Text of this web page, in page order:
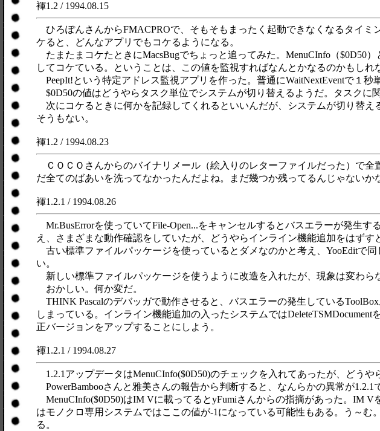
褌1.2 / 1994.08.15
ひろぽんさんからFMACPROで、そもそもまったく起動できなくなるタイ
ケると、どんなアプリでもコケるようになる。
たまたまコケたときにMacsBugでちょっと追ってみた。MenuCInfo（$0D50
してコケている。ということは、この値を監視すればなんとかなるのかもしれ
PeepIt!という特定アドレス監視アプリを作った。普通にWaitNextEventで１秒
$0D50の値はどうやらタスク単位でシステムが切り替えるようだ。タスクに
次にコケるときに何かを記録してくれるといいんだが、システムが切り替
そうもない。
褌1.2 / 1994.08.23
ＣＯＣＯさんからのバイナリメール（絵入りのレターファイルだった）で
だ全てのばあいを洗ってなかったんだよね。まだ幾つか残ってるんじゃないか
褌1.2.1 / 1994.08.26
Mr.BusErrorを使っていてFile-Open...をキャンセルするとバスエラーが発生
え、さまざまな動作確認をしていたが、どうやらインライン機能追加をはずす
古い標準ファイルパッケージを使っているとダメなのかと考え、YooEditで
い。
新しい標準ファイルパッケージを使うように改造を入れたが、現象は変わら
おかしい。何か変だ。
THINK Pascalのデバッガで動作させると、バスエラーの発生している
しまっている。インライン機能追加の入ったシステムでは
正バージョンをアップすることにしよう。
褌1.2.1 / 1994.08.27
1.2.1アップデータはMenuCInfo($0D50)のチェックを入れてあったが、どうや
PowerBambooさんと雅美さんの報告から判断すると、なんらかの異常が1.2.1
MenuCInfo($0D50)はIM Vに載ってるとyFumiさんからの指摘があった。IM
はモノクロ専用システムではここの値が-1になっている可能性もある。う～
る。